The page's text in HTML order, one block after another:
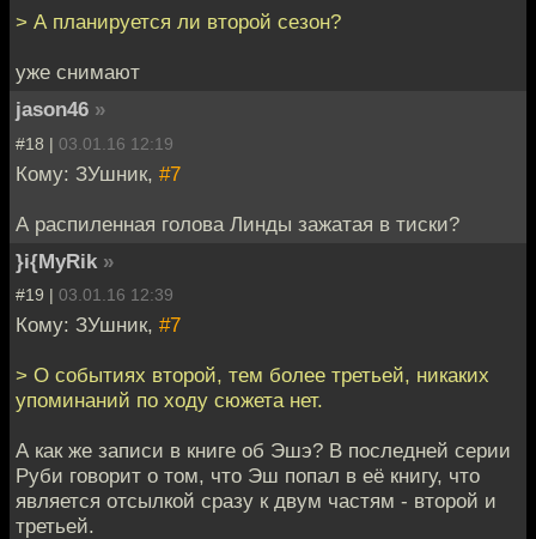
> А планируется ли второй сезон?
уже снимают
jason46 »
#18 | 03.01.16 12:19
Кому: ЗУшник, #7
А распиленная голова Линды зажатая в тиски?
}i{MyRik »
#19 | 03.01.16 12:39
Кому: ЗУшник, #7
> О событиях второй, тем более третьей, никаких
упоминаний по ходу сюжета нет.
А как же записи в книге об Эшэ? В последней серии
Руби говорит о том, что Эш попал в её книгу, что
является отсылкой сразу к двум частям - второй и
третьей.